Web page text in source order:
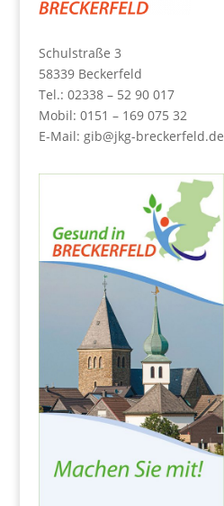
Schulstraße 3
58339 Beckerfeld
Tel.: 02338 – 52 90 017
Mobil: 0151 – 169 075 32
E-Mail: gib@jkg-breckerfeld.de